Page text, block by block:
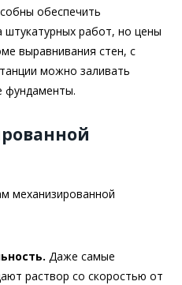
обеспечить
штукатурных работ, но цены
выравнивания стен, с
можно заливать
фундаменты.
механизированной
Даже самые
раствор со скоростью от